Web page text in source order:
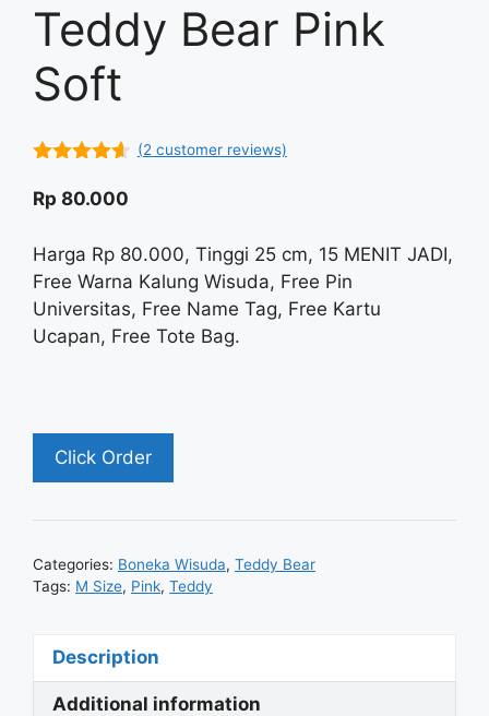
Teddy Bear Pink
Soft
of 5
(2 customer reviews)
Rp 80.000
Harga Rp 80.000, Tinggi 25 cm, 15 MENIT JADI,
Free Warna Kalung Wisuda, Free Pin
Universitas, Free Name Tag, Free Kartu
Ucapan, Free Tote Bag.
Click Order
Categories: Boneka Wisuda, Teddy Bear
Tags: M Size, Pink, Teddy
Description
Additional information